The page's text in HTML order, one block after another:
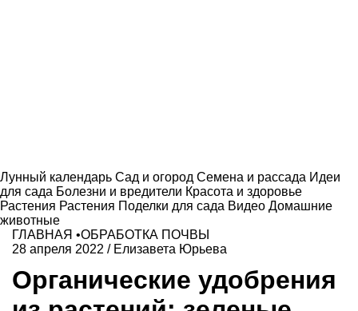
Лунный календарь Сад и огород Семена и рассада Идеи
для сада Болезни и вредители Красота и здоровье
Растения Растения Поделки для сада Видео Домашние
животные
ГЛАВНАЯ •ОБРАБОТКА ПОЧВЫ
28 апреля 2022 / Елизавета Юрьева
Органические удобрения